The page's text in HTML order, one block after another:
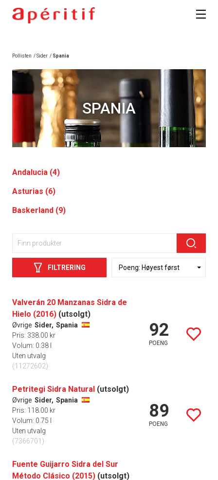
Pollisten /Sider / Spania
SPANIA
Andalucia (4)
Asturias (6)
Baskerland (9)
FILTRERING
Valverán 20 Manzanas Sidra de
Hielo (2016) (utsolgt)
Øvrige Sider, Spania
Pris: 338.00 kr
Volum: 0.38 l
Uten utvalg
(11272602)
92
POENG
Petritegi Sidra Natural (utsolgt)
Øvrige Sider, Spania
Pris: 118.00 kr
Volum: 0.75 l
Uten utvalg
(7366701)
89
POENG
Fuente Guijarro Sidra del Sur
Método Clásico (2015) (utsolgt)